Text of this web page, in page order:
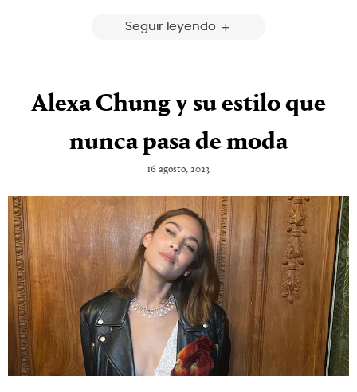
Seguir leyendo
Alexa Chung y su estilo que
nunca pasa de moda
16 agosto, 2023